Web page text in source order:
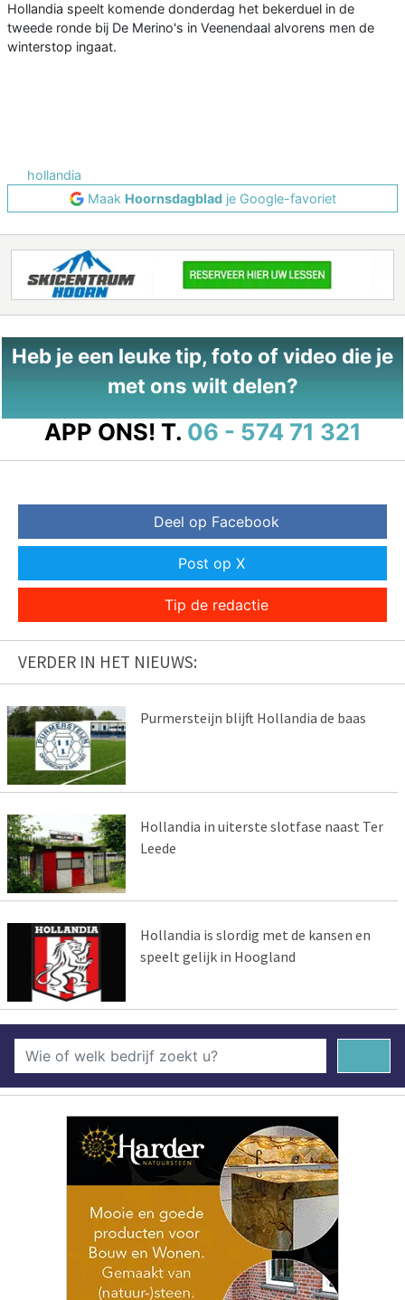
Hollandia speelt komende donderdag het bekerduel in de
tweede ronde bij De Merino's in Veenendaal alvorens men de
winterstop ingaat.
hollandia
Maak Hoornsdagbladje Google-favoriet
Heb je een leuke tip, foto of video die je
met ons wilt delen?
APP ONS! T. 06 - 574 71 321
Deel op Facebook
Post op X
Tip de redactie
VERDER IN HET NIEUWS:
Purmersteijn blijft Hollandia de baas
Hollandia in uiterste slotfase naast Ter
Leede
Hollandia is slordig met de kansen en
speelt gelijk in Hoogland